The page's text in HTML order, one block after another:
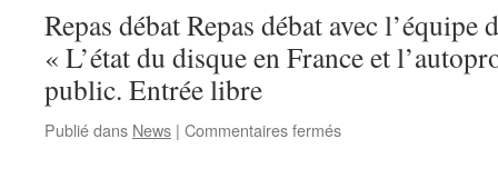
30
Repas débat Repas débat avec
« L’état du disque en France et
public. Entrée libre
Publié dans News | Commentaires ferméssur